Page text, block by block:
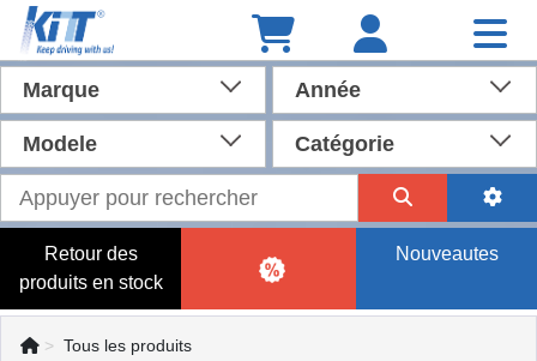
Marque Année
Modele Catégorie
Retour des
produits en stock
Nouveautes
Tous les produits